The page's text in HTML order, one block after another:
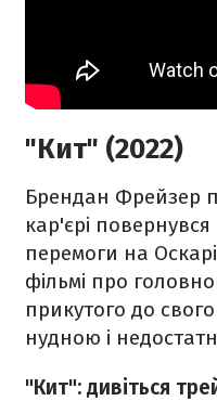
"Кит" (2022)
Брендан Фрейзер
кар'єрі повернувся
перемоги на
фільмі про
прикутого до
нудною і
"Кит": дивіться